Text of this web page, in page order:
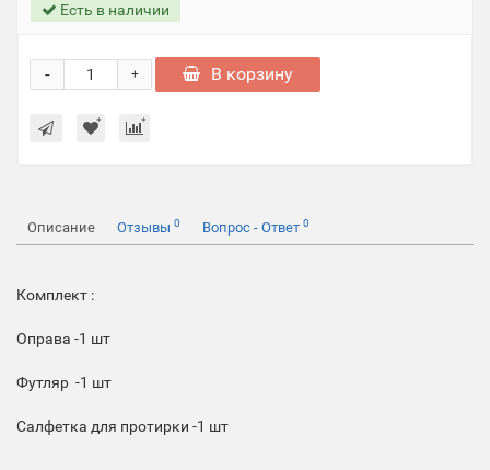
Есть в наличии
+
- В корзину
Описание Отзывы 0 Вопрос - Ответ 0
Комплект :
Оправа -1 шт
Футляр -1 шт
Салфетка для протирки -1 шт